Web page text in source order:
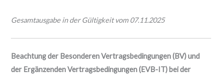
Gesamtausgabe in der Gültigkeit vom 07.11.2025
Beachtung der Besonderen Vertragsbedingungen (BV) und
der Ergänzenden Vertragsbedingungen (EVB-IT) bei der